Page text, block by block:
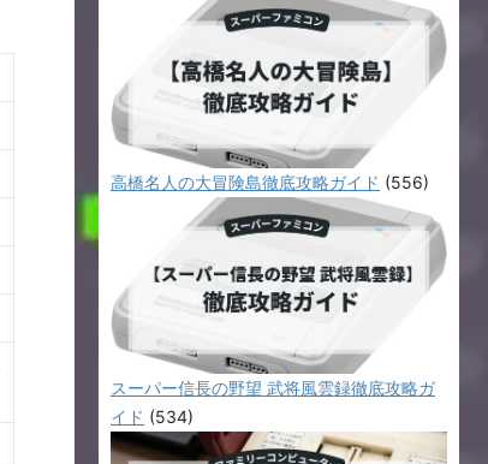
高橋名人の大冒険島徹底攻略ガイド (556)
スーパー信長の野望 武将風雲録徹底攻略ガ
イド (534)